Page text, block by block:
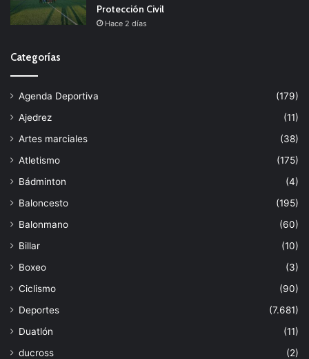
Protección Civil
Hace 2 días
Categorías
Agenda Deportiva
(179)
Ajedrez
(11)
Artes marciales
(38)
Atletismo
(175)
Bádminton
(4)
Baloncesto
(195)
Balonmano
(60)
Billar
(10)
Boxeo
(3)
Ciclismo
(90)
Deportes
(7.681)
Duatlón
(11)
ducross
(2)